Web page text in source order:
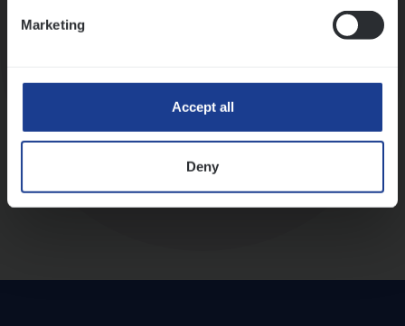
Marketing
Accept all
Deny